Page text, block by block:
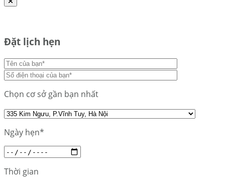
Đặt lịch hẹn
Chọn cơ sở gần bạn nhất
Ngày hẹn*
Thời gian